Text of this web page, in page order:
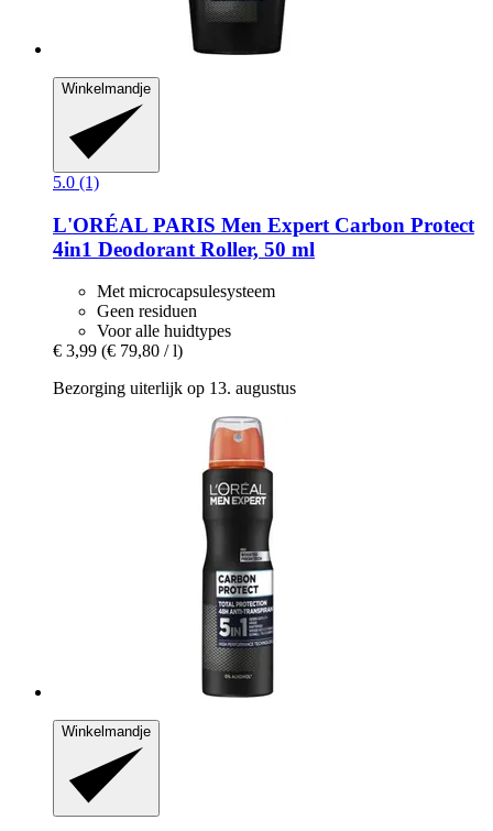
Winkelmandje
5.0 (1)
L'ORÉAL PARIS Men Expert Carbon Protect
4in1 Deodorant Roller, 50 ml
Met microcapsulesysteem
Geen residuen
Voor alle huidtypes
€ 3,99 (€ 79,80 / l)
Bezorging uiterlijk op 13. augustus
Winkelmandje